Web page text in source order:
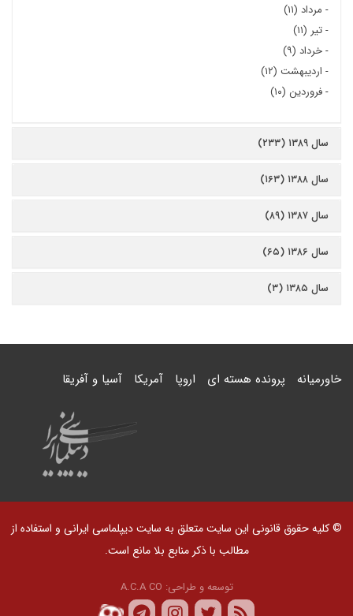
- مرداد (۱۱)
-تیر (۱۱)
-خرداد (۹)
- اردیبهشت (۱۲)
-فروردین (۱۰)
سال ۱۳۸۹ (۲۳۳)
سال ۱۳۸۸ (۱۶۳)
سال ۱۳۸۷ (۸۹)
سال ۱۳۸۶ (۶۵)
سال ۱۳۸۵ (۳)
خاورمیانه پرونده هسته ای اروپا آمریکا آسیا و آفریقا
© کلیه حقوق قانونی این سایت متعلق به سایت دیپلماسی ایرانی و استفاده از
مطالب با ذکر منابع بلا مانع است.
توسعه و طراحی: A.C.A CO